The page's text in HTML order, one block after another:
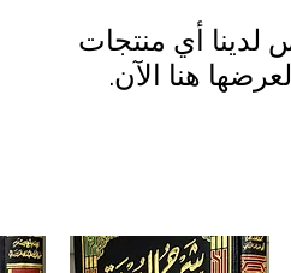
لعرضها هنا الآن.